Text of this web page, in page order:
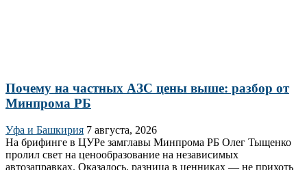
Почему на частных АЗС цены выше: разбор от
Минпрома РБ
Уфа и Башкирия 7 августа, 2026
На брифинге в ЦУРе замглавы Минпрома РБ Олег Тыщенко
пролил свет на ценообразование на независимых
автозаправках. Оказалось, разница в ценниках — не прихоть